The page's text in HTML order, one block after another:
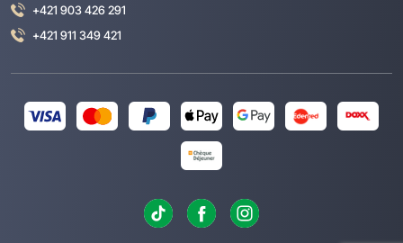
+421 903 426 291
+421 911 349 421